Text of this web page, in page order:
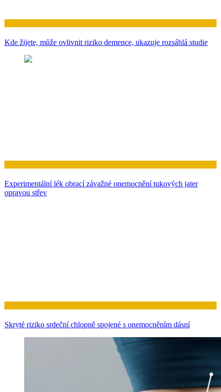
Kde žijete, může ovlivnit riziko demence, ukazuje rozsáhlá studie
Experimentální lék obrací závažné onemocnění tukových jater
opravou střev
Skryté riziko srdeční chlopně spojené s onemocněním dásní